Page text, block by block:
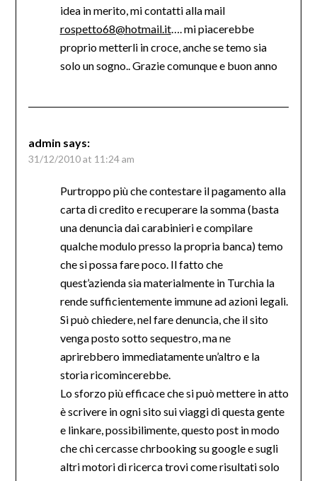
idea in merito, mi contatti alla mail
rospetto68@hotmail.it…. mi piacerebbe
proprio metterli in croce, anche se temo sia
solo un sogno.. Grazie comunque e buon anno
admin says:
31/12/2010 at 11:24 am
Purtroppo più che contestare il pagamento alla
carta di credito e recuperare la somma (basta
una denuncia dai carabinieri e compilare
qualche modulo presso la propria banca) temo
che si possa fare poco. Il fatto che
quest’azienda sia materialmente in Turchia la
rende sufficientemente immune ad azioni legali.
Si può chiedere, nel fare denuncia, che il sito
venga posto sotto sequestro, ma ne
aprirebbero immediatamente un’altro e la
storia ricomincerebbe.
Lo sforzo più efficace che si può mettere in atto
è scrivere in ogni sito sui viaggi di questa gente
e linkare, possibilimente, questo post in modo
che chi cercasse chrbooking su google e sugli
altri motori di ricerca trovi come risultati solo